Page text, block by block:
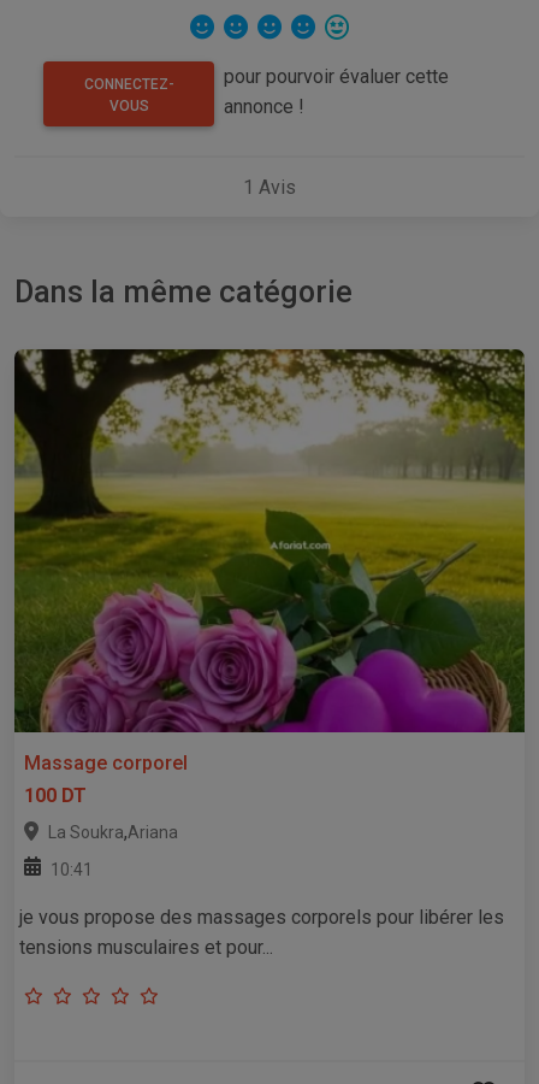
CONNECTEZ-
VOUS
pour pourvoir évaluer cette
annonce !
1 Avis
Dans la même catégorie
Massage corporel
100 DT
La Soukra,Ariana
10:41
je vous propose des massages corporels pour libérer les
tensions musculaires et pour...